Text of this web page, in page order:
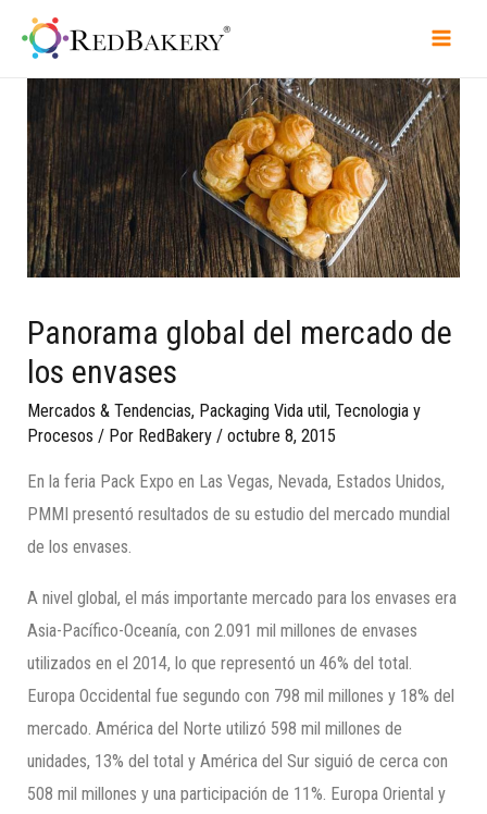
Panorama global del mercado de
los envases
Mercados & Tendencias, Packaging Vida util,Tecnologia y
Procesos / Por RedBakery /octubre 8, 2015
En la feria Pack Expo en Las Vegas, Nevada, Estados Unidos,
PMMI presentó resultados de su estudio del mercado mundial
de los envases.
A nivel global, el más importante mercado para los envases era
Asia-Pacífico-Oceanía, con 2.091 mil millones de envases
utilizados en el 2014, lo que representó un 46% del total.
Europa Occidental fue segundo con 798 mil millones y 18% del
mercado. América del Norte utilizó 598 mil millones de
unidades, 13% del total y América del Sur siguió de cerca con
508 mil millones y una participación de 11%. Europa Oriental y